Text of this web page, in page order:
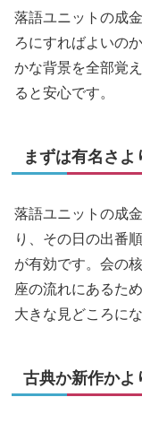
落語ユニットの成
ろにすればよいの
かな背景を全部覚
ると安心です。
まずは有名さ
落語ユニットの成
り、その日の出番
が有効です。会の
座の流れにあるた
大きな見どころにな
古典か新作かよ